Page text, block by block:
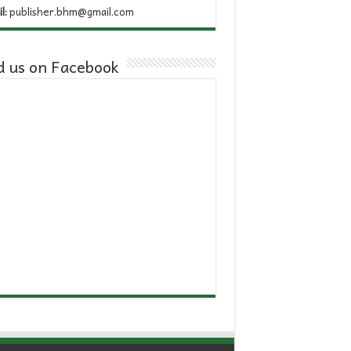
publisher.bhm@gmail.com
us on Facebook